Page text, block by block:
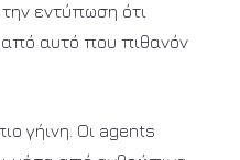
εντύπωση ότι
αυτό που πιθανόν
γήινη. Οι agents